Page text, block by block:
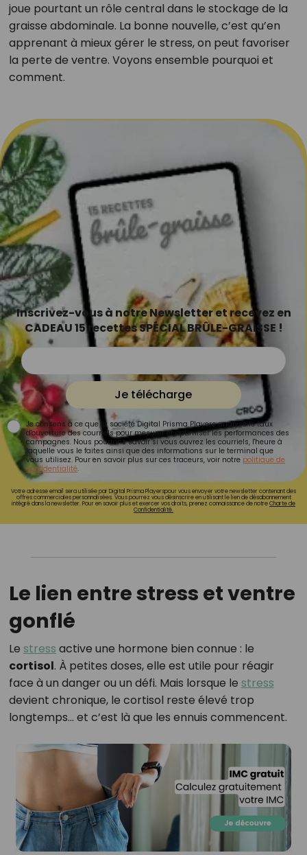
joue pourtant un rôle central dans le stockage de la
graisse abdominale. La bonne nouvelle, c’est qu’en
apprenant à mieux gérer le stress, on peut favoriser
la perte de ventre. Voyons ensemble pourquoi et
comment.
Inscrivez-vous à notre Newsletter et recevez en
CADEAU 15 recettes SPÉCIAL BRÛLE-GRAISSE !
Je télécharge
Je consens à ce que la société Digital Prisma Players analyse le taux
d'ouverture des courriels pour mesurer et optimiser les performances des
campagnes. Nous pourrons savoir si vous ouvrez les courriels, l'heure à
laquelle vous le faites ainsi que des informations sur le terminal que
vous utilisez. Pour en savoir plus sur ces traceurs, voir notre politique de
confidentialité.
Votre adresse email sera utilisée par Digital Prisma Playerspour vous envoyer votre newsletter contenant des
offres commerciales personnalisées. Vous pourrez vous désinscrire en utilisant le lien de désabonnement
intégré dans la newsletter. Pour en savoir plus et exercer vos droits, prenez connaissance de notreCharte de
Confidentialité.
Le lien entre stress et ventre
gonflé
Le stress active une hormone bien connue : le
cortisol. À petites doses, elle est utile pour réagir
face à un danger ou un défi. Mais lorsque le stress
devient chronique, le cortisol reste élevé trop
longtemps… et c’est là que les ennuis commencent.